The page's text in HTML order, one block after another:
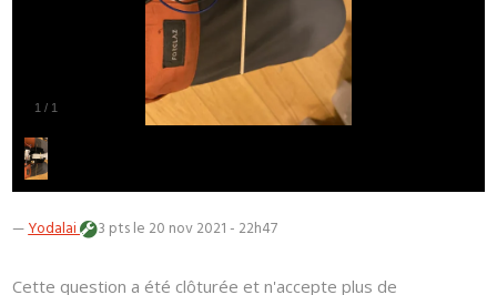
1 / 1
—Yodalai 3 ptsle 20 nov 2021 - 22h47
Cette question a été clôturée et n'accepte plus de